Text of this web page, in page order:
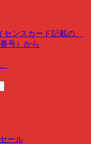
センスカード記載の、
号）から
ール